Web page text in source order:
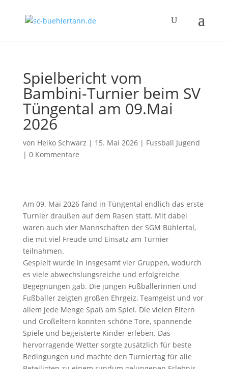
Spielbericht vom
Bambini-Turnier beim SV
Tüngental am 09.Mai
2026
von Heiko Schwarz | 15. Mai 2026| Fussball Jugend
| 0 Kommentare
Am 09. Mai 2026 fand in Tüngental endlich das erste
Turnier draußen auf dem Rasen statt. Mit dabei
waren auch vier Mannschaften der SGM Bühlertal,
die mit viel Freude und Einsatz am Turnier
teilnahmen.
Gespielt wurde in insgesamt vier Gruppen, wodurch
es viele abwechslungsreiche und erfolgreiche
Begegnungen gab. Die jungen Fußballerinnen und
Fußballer zeigten großen Ehrgeiz, Teamgeist und vor
allem jede Menge Spaß am Spiel. Die vielen Eltern
und Großeltern konnten schöne Tore, spannende
Spiele und begeisterte Kinder erleben. Das
hervorragende Wetter sorgte zusätzlich für beste
Bedingungen und machte den Turniertag für alle